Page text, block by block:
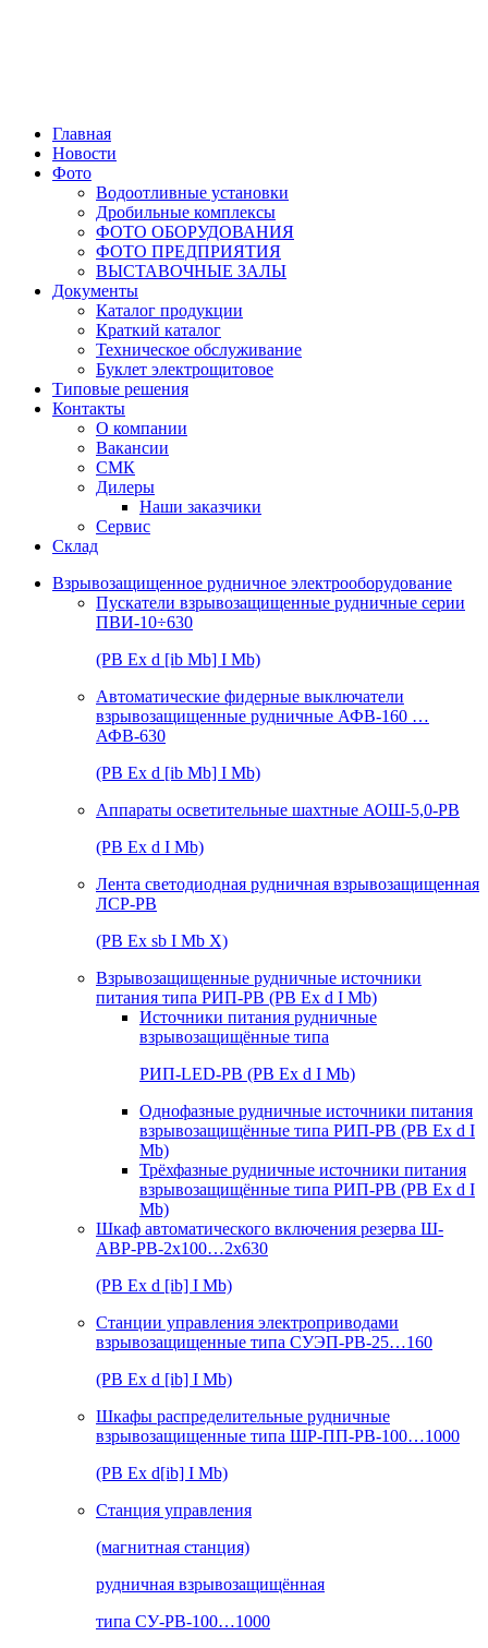
Главная
Новости
Фото
Водоотливные установки
Дробильные комплексы
ФОТО ОБОРУДОВАНИЯ
ФОТО ПРЕДПРИЯТИЯ
ВЫСТАВОЧНЫЕ ЗАЛЫ
Документы
Каталог продукции
Краткий каталог
Техническое обслуживание
Буклет электрощитовое
Типовые решения
Контакты
О компании
Вакансии
СМК
Дилеры
Наши заказчики
Сервис
Склад
Взрывозащищенное рудничное электрооборудование
Пускатели взрывозащищенные рудничные серии
ПВИ-10÷630
(РВ Ex d [ib Mb] I Mb)
Автоматические фидерные выключатели
взрывозащищенные рудничные АФВ-160 …
АФВ-630
(РВ Ex d [ib Mb] I Mb)
Аппараты осветительные шахтные АОШ-5,0-РВ
(РВ Ex d I Mb)
Лента светодиодная рудничная взрывозащищенная
ЛСР-РВ
(РВ Ex sb I Mb Х)
Взрывозащищенные рудничные источники
питания типа РИП-РВ (РВ Ex d I Mb)
Источники питания рудничные
взрывозащищённые типа
РИП-LED-РВ (РВ Ex d I Mb)
Однофазные рудничные источники питания
взрывозащищённые типа РИП-РВ (РВ Ex d I
Mb)
Трёхфазные рудничные источники питания
взрывозащищённые типа РИП-РВ (РВ Ex d I
Mb)
Шкаф автоматического включения резерва Ш-
АВР-РВ-2х100…2х630
(РВ Ex d [ib] I Mb)
Станции управления электроприводами
взрывозащищенные типа СУЭП-РВ-25…160
(РВ Ex d [ib] I Mb)
Шкафы распределительные рудничные
взрывозащищенные типа ШР-ПП-РВ-100…1000
(РВ Ex d[ib] I Mb)
Станция управления
(магнитная станция)
рудничная взрывозащищённая
типа СУ-РВ-100…1000